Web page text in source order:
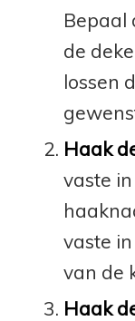
Bepaal
de
lossen
Haak
vaste
vaste
van de
Haak